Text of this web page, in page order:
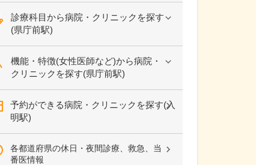
診療科目から病院・クリニックを探す
(県庁前駅)
機能・特徴(女性医師など)から病院・
クリニックを探す(県庁前駅)
予約ができる病院・クリニックを探す(入
明駅)
各都道府県の休日・夜間診療、救急、当
番医情報